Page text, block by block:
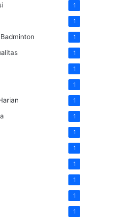
1
1
1
1
1
1
1
1
1
1
1
1
1
1